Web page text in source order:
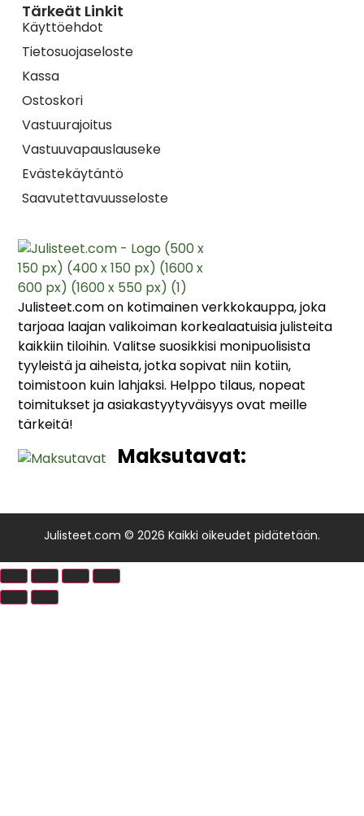
Julisteet.com on kotimainen verkkokauppa, joka
tarjoaa laajan valikoiman korkealaatuisia julisteita
kaikkiin tiloihin. Valitse suosikkisi monipuolisista
tyyleistä ja aiheista, jotka sopivat niin kotiin,
toimistoon kuin lahjaksi. Helppo tilaus, nopeat
toimitukset ja asiakastyytyväisyys ovat meille
tärkeitä!
Maksutavat:
Tärkeät Linkit
Käyttöehdot
Tietosuojaseloste
Kassa
Ostoskori
Vastuurajoitus
Vastuuvapauslauseke
Evästekäytäntö
Saavutettavuusseloste
Julisteet.com © 2026 Kaikki oikeudet pidätetään.